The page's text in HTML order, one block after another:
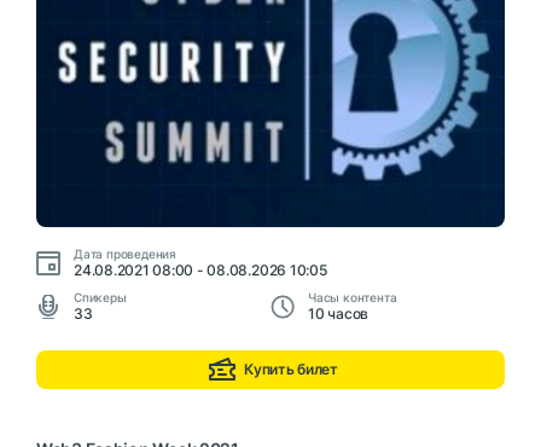
Дата проведения
24.08.2021 08:00 - 08.08.2026 10:05
Cпикеры
33
Часы контента
10 часов
Купить билет